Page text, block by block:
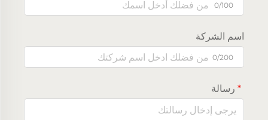
0/100
اسم الشركة
0/200
رسالة